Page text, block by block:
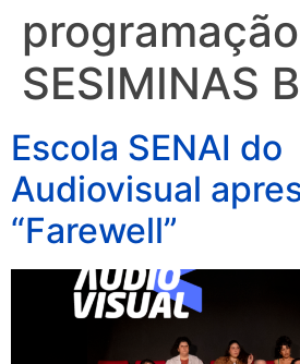
SESIMINAS
Escola SENAI do
Audiovisual
“Farewell”